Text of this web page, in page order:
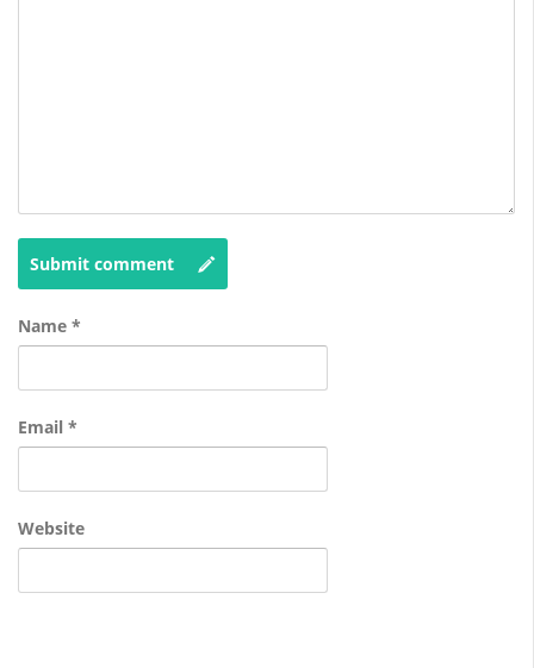
Submit comment
Name *
Email *
Website